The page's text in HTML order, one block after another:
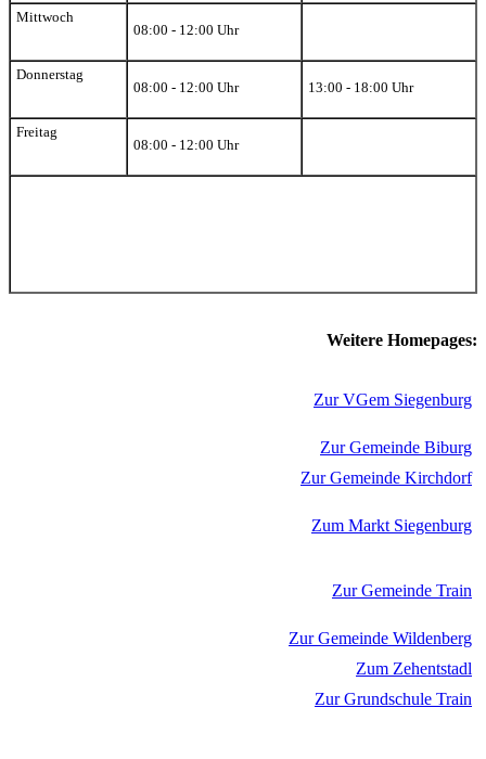
Mittwoch
08:00 - 12:00 Uhr
Donnerstag
08:00 - 12:00 Uhr
13:00 - 18:00 Uhr
Freitag
08:00 - 12:00 Uhr
Weitere Homepages:
Zur VGem Siegenburg
Zur Gemeinde Biburg
Zur Gemeinde Kirchdorf
Zum Markt Siegenburg
Zur Gemeinde Train
Zur Gemeinde Wildenberg
Zum Zehentstadl
Zur Grundschule Train